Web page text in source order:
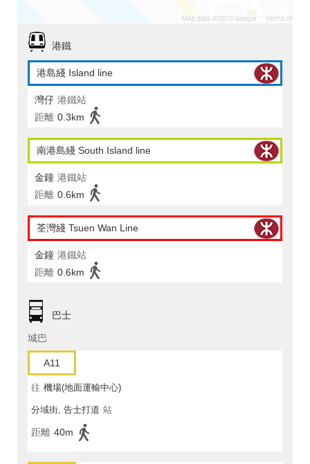
港鐵
港島綫 Island line
灣仔 港鐵站
距離 0.3km
南港島綫 South Island line
金鐘 港鐵站
距離 0.6km
荃灣綫 Tsuen Wan Line
金鐘 港鐵站
距離 0.6km
巴士
城巴
A11
往 機場(地面運輸中心)
分域街, 告士打道 站
距離 40m